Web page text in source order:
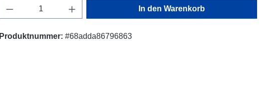
Produkt Anzahl: Gib den gewünschten Wert ein
In den Warenkorb
Produktnummer: #68adda86796863